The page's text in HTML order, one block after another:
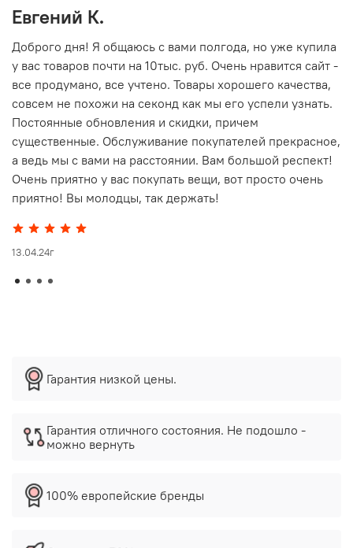
Евгений К.
Доброго дня! Я общаюсь с вами полгода, но уже купила
у вас товаров почти на 10тыс. руб. Очень нравится сайт -
все продумано, все учтено. Товары хорошего качества,
совсем не похожи на секонд как мы его успели узнать.
Постоянные обновления и скидки, причем
существенные. Обслуживание покупателей прекрасное,
а ведь мы с вами на расстоянии. Вам большой респект!
Очень приятно у вас покупать вещи, вот просто очень
приятно! Вы молодцы, так держать!
13.04.24г
Гарантия низкой цены.
Гарантия отличного состояния. Не подошло -
можно вернуть
100% европейские бренды